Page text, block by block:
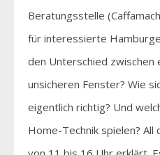
Beratungsstelle
für interessierte
den Unterschied zwischen
unsicheren Fenster? Wie
eigentlich richtig? Und
Home-Technik spielen?